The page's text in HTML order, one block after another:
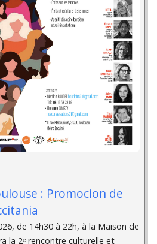
: Promocion de
de 14h30 à 22h, à la Maison de
la 2ᵉ rencontre culturelle et